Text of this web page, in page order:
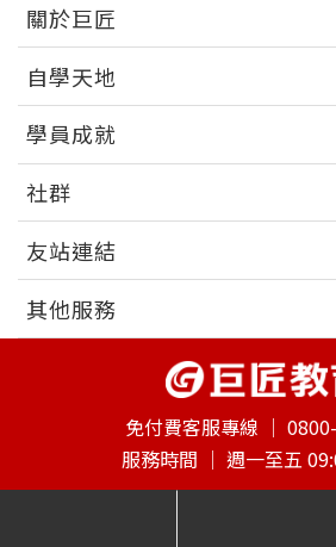
關於巨匠
自學天地
學員成就
社群
友站連結
其他服務
免付費客服專線 │
服務時間 │ 週一至五